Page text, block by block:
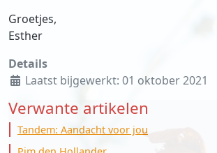
Groetjes,
Esther
Details
Laatst bijgewerkt: 01 oktober 2021
Verwante artikelen
Tandem: Aandacht voor jou